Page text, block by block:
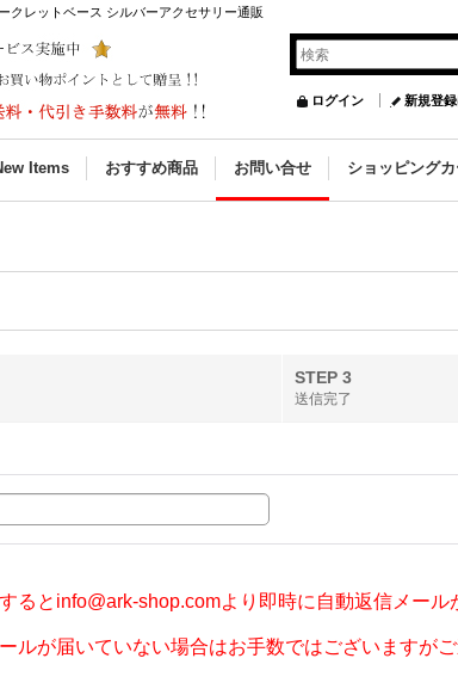
クレットベース シルバーアクセサリー通販
ログイン 新規登
Items おすすめ商品 お問い合せ ショッピングカ
STEP 3
送信完了
るとinfo@ark-shop.comより即時に自動返信メール
ルが届いていない場合はお手数ではございますがご